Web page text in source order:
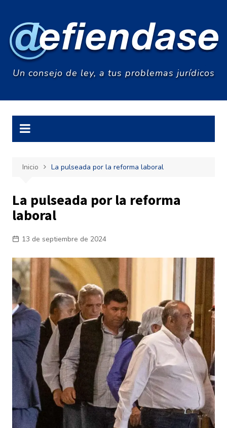
contenido
Un consejo de ley, a tus problemas jurídicos
Inicio La pulseada por la reforma laboral
La pulseada por la reforma
laboral
13 de septiembre de 2024